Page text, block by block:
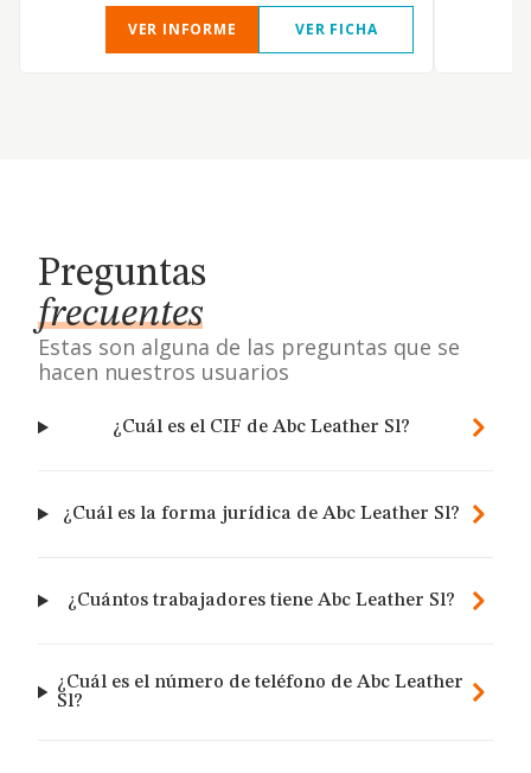
VER INFORME VER FICHA
Preguntas
frecuentes
Estas son alguna de las preguntas que se
hacen nuestros usuarios
¿Cuál es el CIF de Abc Leather Sl?
¿Cuál es la forma jurídica de Abc Leather Sl?
¿Cuántos trabajadores tiene Abc Leather Sl?
¿Cuál es el número de teléfono de Abc Leather
Sl?